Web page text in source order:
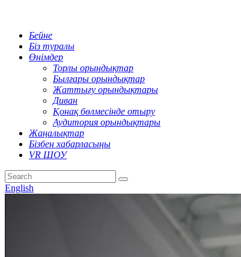
Бейне
Біз туралы
Өнімдер
Торлы орындықтар
Былғары орындықтар
Жаттығу орындықтары
Диван
Қонақ бөлмесінде отыру
Аудитория орындықтары
Жаңалықтар
Бізбен хабарласыңы
VR ШОУ
English